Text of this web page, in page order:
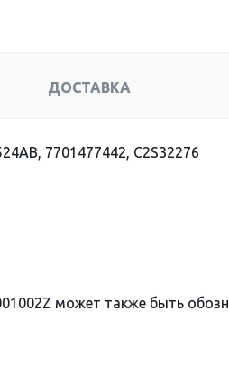
ДОСТАВКА
7701477442, C2S32276
может также быть